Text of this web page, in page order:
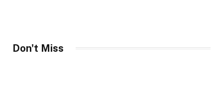
Don't Miss